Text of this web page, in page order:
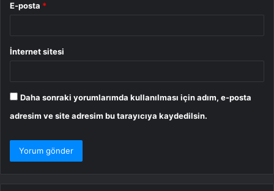
E-posta *
İnternet sitesi
Daha sonraki yorumlarımda kullanılması için adım, e-posta
adresim ve site adresim bu tarayıcıya kaydedilsin.